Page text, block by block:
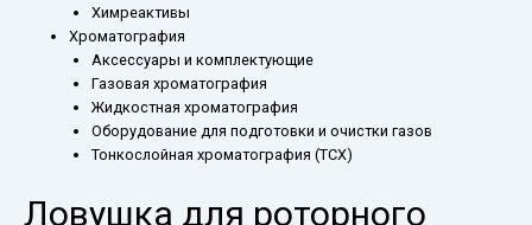
Химреактивы
Хроматография
Аксессуары и комплектующие
Газовая хроматография
Жидкостная хроматография
Оборудование для подготовки и очистки газов
Тонкослойная хроматография (ТСХ)
Ловушка для роторного